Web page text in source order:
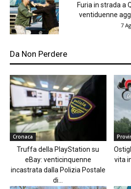
Furia in strada a
ventiduenne
7
Da Non Perdere
Cronaca
Truffa della PlayStation su
eBay: venticinquenne
incastrata dalla Polizia Postale
di...
vita